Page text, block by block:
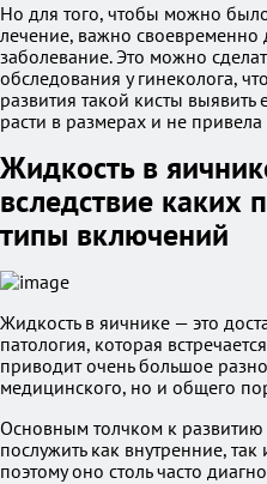
Но для того, чтобы можно
лечение, важно своевременно
заболевание. Это можно
обследования у гинеколога,
развития такой кисты
расти в размерах и не
Жидкость в
вследствие каких
типы включений
Жидкость в яичнике — это
патология, которая
приводит очень большое
медицинского, но и общего
Основным толчком к развитию
послужить как внутренние,
поэтому оно столь часто